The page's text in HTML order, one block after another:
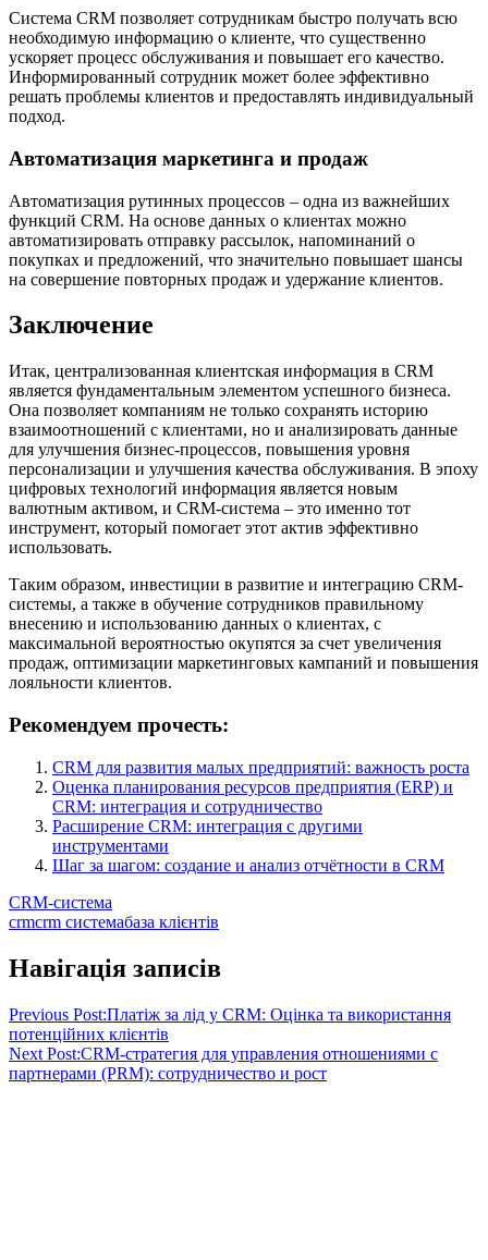
Система CRM позволяет сотрудникам быстро получать всю
необходимую информацию о клиенте, что существенно
ускоряет процесс обслуживания и повышает его качество.
Информированный сотрудник может более эффективно
решать проблемы клиентов и предоставлять индивидуальный
подход.
Автоматизация маркетинга и продаж
Автоматизация рутинных процессов – одна из важнейших
функций CRM. На основе данных о клиентах можно
автоматизировать отправку рассылок, напоминаний о
покупках и предложений, что значительно повышает шансы
на совершение повторных продаж и удержание клиентов.
Заключение
Итак, централизованная клиентская информация в CRM
является фундаментальным элементом успешного бизнеса.
Она позволяет компаниям не только сохранять историю
взаимоотношений с клиентами, но и анализировать данные
для улучшения бизнес-процессов, повышения уровня
персонализации и улучшения качества обслуживания. В эпоху
цифровых технологий информация является новым
валютным активом, и CRM-система – это именно тот
инструмент, который помогает этот актив эффективно
использовать.
Таким образом, инвестиции в развитие и интеграцию CRM-
системы, а также в обучение сотрудников правильному
внесению и использованию данных о клиентах, с
максимальной вероятностью окупятся за счет увеличения
продаж, оптимизации маркетинговых кампаний и повышения
лояльности клиентов.
Рекомендуем прочесть:
CRM для развития малых предприятий: важность роста
Оценка планирования ресурсов предприятия (ERP) и
CRM: интеграция и сотрудничество
Расширение CRM: интеграция с другими
инструментами
Шаг за шагом: создание и анализ отчётности в CRM
CRM-система
crmcrm системабаза клієнтів
Навігація записів
Previous Post:Платіж за лід у CRM: Оцінка та використання
потенційних клієнтів
Next Post:CRM-стратегия для управления отношениями с
партнерами (PRM): сотрудничество и рост